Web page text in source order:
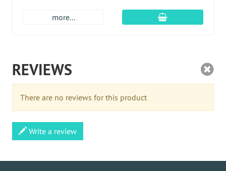
more... Įdėti į krepšį
REVIEWS
There are no reviews for this product
Write a review